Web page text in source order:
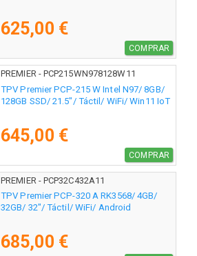
625,00 €
COMPRAR
PREMIER - PCP215WN978128W11
TPV Premier PCP-215 W Intel N97/ 8GB/
128GB SSD/ 21.5"/ Táctil/ WiFi/ Win11 IoT
645,00 €
COMPRAR
PREMIER - PCP32C432A11
TPV Premier PCP-320 A RK3568/ 4GB/
32GB/ 32"/ Táctil/ WiFi/ Android
685,00 €